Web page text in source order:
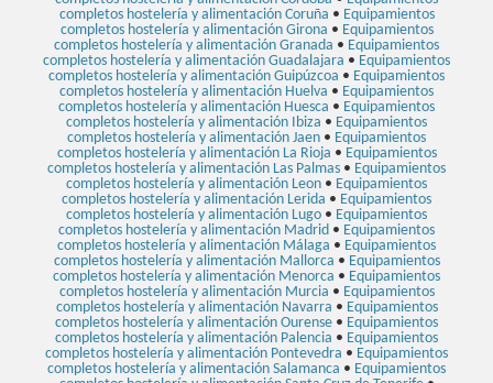
completos hostelería y alimentación Coruña • Equipamientos
completos hostelería y alimentación Girona • Equipamientos
completos hostelería y alimentación Granada • Equipamientos
completos hostelería y alimentación Guadalajara • Equipamientos
completos hostelería y alimentación Guipúzcoa • Equipamientos
completos hostelería y alimentación Huelva • Equipamientos
completos hostelería y alimentación Huesca • Equipamientos
completos hostelería y alimentación Ibiza • Equipamientos
completos hostelería y alimentación Jaen • Equipamientos
completos hostelería y alimentación La Rioja • Equipamientos
completos hostelería y alimentación Las Palmas • Equipamientos
completos hostelería y alimentación Leon • Equipamientos
completos hostelería y alimentación Lerida • Equipamientos
completos hostelería y alimentación Lugo • Equipamientos
completos hostelería y alimentación Madrid • Equipamientos
completos hostelería y alimentación Málaga • Equipamientos
completos hostelería y alimentación Mallorca • Equipamientos
completos hostelería y alimentación Menorca • Equipamientos
completos hostelería y alimentación Murcia • Equipamientos
completos hostelería y alimentación Navarra • Equipamientos
completos hostelería y alimentación Ourense • Equipamientos
completos hostelería y alimentación Palencia • Equipamientos
completos hostelería y alimentación Pontevedra • Equipamientos
completos hostelería y alimentación Salamanca • Equipamientos